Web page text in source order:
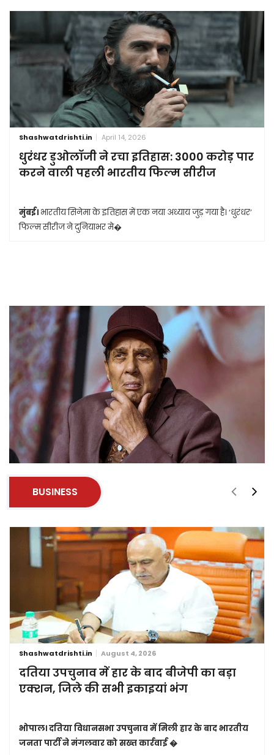
Shashwatdrishti.in April 14, 2026
धुरंधर डुओलॉजी ने रचा इतिहास: 3000 करोड़ पार
करने वाली पहली भारतीय फिल्म सीरीज
मुंबई। भारतीय सिनेमा के इतिहास में एक नया अध्याय जुड़ गया है। ‘धुरंधर’
फिल्म सीरीज ने दुनियाभर मे�
BUSINESS
Shashwatdrishti.in August 4, 2026
दतिया उपचुनाव में हार के बाद बीजेपी का बड़ा
एक्शन, जिले की सभी इकाइयां भंग
भोपाल।दतिया विधानसभा उपचुनाव में मिली हार के बाद भारतीय
जनता पार्टी ने मंगलवार को सख्त कार्रवाई �